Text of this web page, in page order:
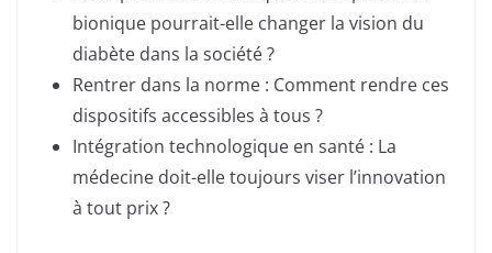
bionique pourrait-elle changer la vision du
diabète dans la société ?
Rentrer dans la norme : Comment rendre ces
dispositifs accessibles à tous ?
Intégration technologique en santé : La
médecine doit-elle toujours viser l’innovation
à tout prix ?